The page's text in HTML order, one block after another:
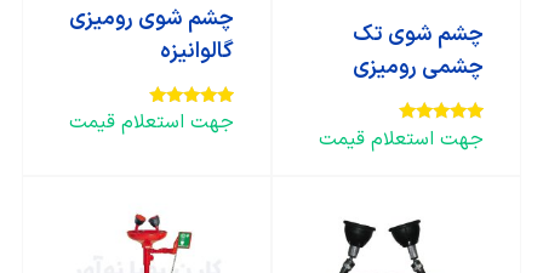
چشم شوی تک
چشمی رومیزی
امتیاز
5.00
جهت استعلام قیمت
چشم شوی رومیزی
گالوانیزه
امتیاز
5.00
جهت استعلام قیمت